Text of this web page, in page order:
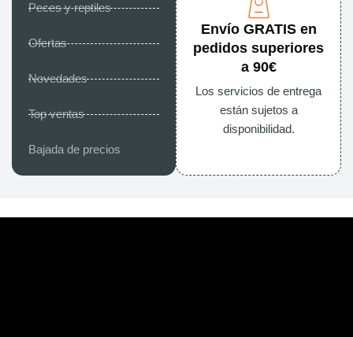
Peces y reptiles
Ofertas
Novedades
Top ventas
Bajada de precios
Envío GRATIS en
pedidos superiores
a 90€
Los servicios de entrega
están sujetos a
disponibilidad.